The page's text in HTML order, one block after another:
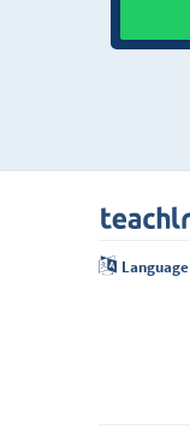
Language